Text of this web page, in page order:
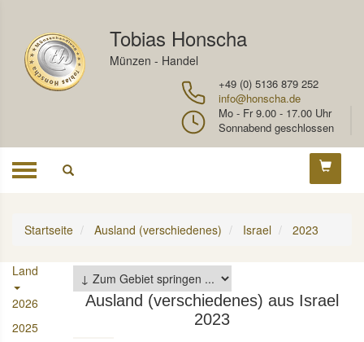
Tobias Honscha
Münzen - Handel
+49 (0) 5136 879 252
info@honscha.de
Mo - Fr 9.00 - 17.00 Uhr
Sonnabend geschlossen
Toggle
Startseite Ausland (verschiedenes) Israel 2023
Land
2026
2025
Ausland (verschiedenes) aus Israel
2023